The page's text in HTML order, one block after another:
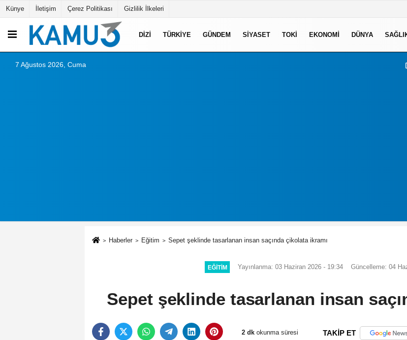
Künye İletişim Çerez Politikası Gizlilik İlkeleri
DIZI TÜRKIYE GÜNDEM SIYASET TOKI EKONOMI DÜNYA
7 Ağustos 2026, Cuma
Haberler Eğitim Sepet şeklinde tasarlanan insan saçında çikolata ikramı
EĞITIM Yayınlanma: 03 Haziran 2026 - 19:34 Güncelleme: 04
Sepet şeklinde tasarlanan insan
2 dk okunma süresi TAKİP ET